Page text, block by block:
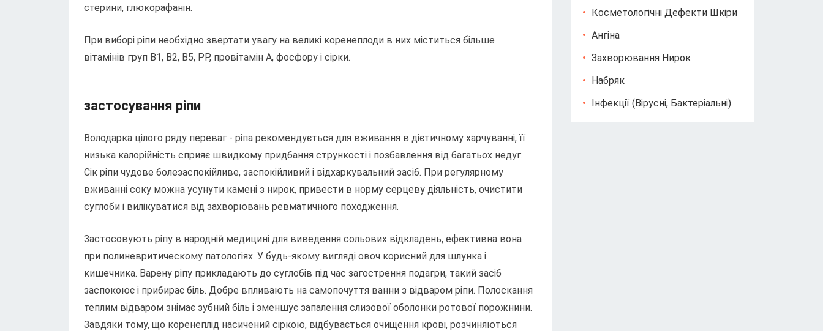
стерини, глюкорафанін.
При виборі ріпи необхідно звертати увагу на великі коренеплоди в них міститься більше
вітамінів груп В1, В2, В5, РР, провітамін А, фосфору і сірки.
застосування ріпи
Володарка цілого ряду переваг - ріпа рекомендується для вживання в дієтичному харчуванні, її
низька калорійність сприяє швидкому придбання стрункості і позбавлення від багатьох недуг.
Сік ріпи чудове болезаспокійливе, заспокійливий і відхаркувальний засіб. При регулярному
вживанні соку можна усунути камені з нирок, привести в норму серцеву діяльність, очистити
суглоби і вилікуватися від захворювань ревматичного походження.
Застосовують ріпу в народній медицині для виведення сольових відкладень, ефективна вона
при полиневритическому патологіях. У будь-якому вигляді овоч корисний для шлунка і
кишечника. Варену ріпу прикладають до суглобів під час загострення подагри, такий засіб
заспокоює і прибирає біль. Добре впливають на самопочуття ванни з відваром ріпи. Полоскання
теплим відваром знімає зубний біль і зменшує запалення слизової оболонки ротової порожнини.
Завдяки тому, що коренеплід насичений сіркою, відбувається очищення крові, розчиняються
Косметологічні Дефекти Шкіри
Ангіна
Захворювання Нирок
Набряк
Інфекції (вірусні, Бактеріальні)